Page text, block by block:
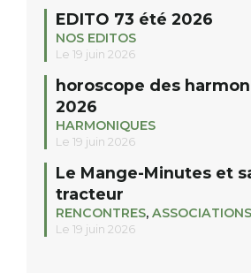
EDITO 73 été 2026
NOS EDITOS
Le 19 juin 2026
horoscope des
2026
HARMONIQUES
Le 19 juin 2026
Le Mange-Minutes et
tracteur
RENCONTRES, ASSOCIATIONS
Le 19 juin 2026